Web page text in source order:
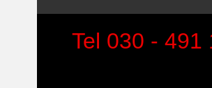
Tel 030 - 491